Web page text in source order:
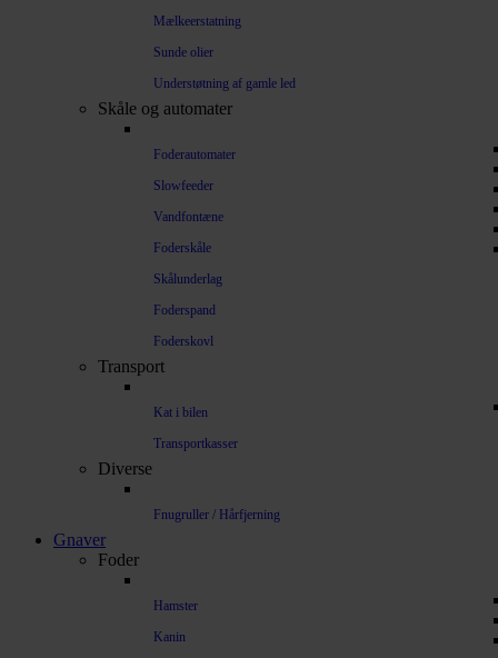
Mælkeerstatning
Sunde olier
Understøtning af gamle led
Skåle og automater
Foderautomater
Slowfeeder
Vandfontæne
Foderskåle
Skålunderlag
Foderspand
Foderskovl
Transport
Kat i bilen
Transportkasser
Diverse
Fnugruller / Hårfjerning
Gnaver
Foder
Hamster
Kanin